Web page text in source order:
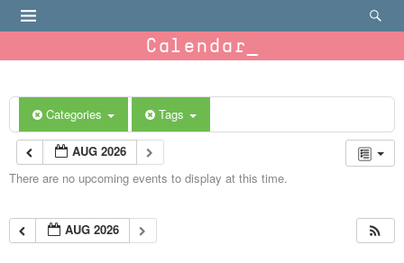
Calendar
Categories Tags
AUG 2026
There are no upcoming events to display at this time.
AUG 2026